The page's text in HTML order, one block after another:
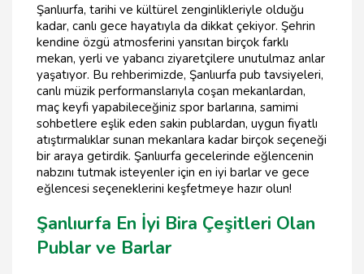
Şanlıurfa, tarihi ve kültürel zenginlikleriyle olduğu
kadar, canlı gece hayatıyla da dikkat çekiyor. Şehrin
kendine özgü atmosferini yansıtan birçok farklı
mekan, yerli ve yabancı ziyaretçilere unutulmaz anlar
yaşatıyor. Bu rehberimizde, Şanlıurfa pub tavsiyeleri,
canlı müzik performanslarıyla coşan mekanlardan,
maç keyfi yapabileceğiniz spor barlarına, samimi
sohbetlere eşlik eden sakin publardan, uygun fiyatlı
atıştırmalıklar sunan mekanlara kadar birçok seçeneği
bir araya getirdik. Şanlıurfa gecelerinde eğlencenin
nabzını tutmak isteyenler için en iyi barlar ve gece
eğlencesi seçeneklerini keşfetmeye hazır olun!
Şanlıurfa En İyi Bira Çeşitleri Olan
Publar ve Barlar